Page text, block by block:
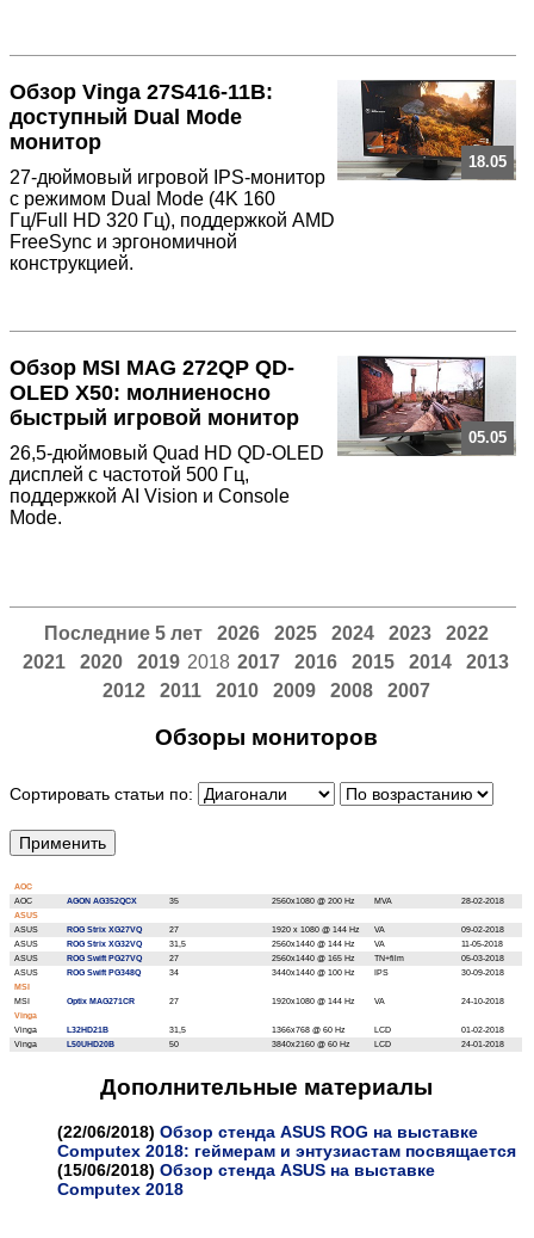
Обзор Vinga 27S416-11B:
доступный Dual Mode
монитор
27-дюймовый игровой IPS-монитор
с режимом Dual Mode (4K 160
Гц/Full HD 320 Гц), поддержкой AMD
FreeSync и эргономичной
конструкцией.
18.05
Обзор MSI MAG 272QP QD-
OLED X50: молниеносно
быстрый игровой монитор
26,5-дюймовый Quad HD QD-OLED
дисплей с частотой 500 Гц,
поддержкой AI Vision и Console
Mode.
05.05
Последние 5 лет 2026 2025 2024 2023
2022
2021
2020 2019 2018 2017 2016 2015 2014
2013
2012
2011 2010 2009 2008 2007
Обзоры мониторов
Сортировать статьи по:
AOC
AOC
AGON AG352QCX 35 2560х1080 @ 200 Hz MVA
28-02-2018
ASUS
ASUS
ROG Strix XG27VQ 27 1920 х 1080 @ 144 Hz VA
09-02-2018
ASUS
ROG Strix XG32VQ 31,5 2560х1440 @ 144 Hz VA
11-05-2018
ASUS
ROG Swift PG27VQ 27 2560х1440 @ 165 Hz TN+film
05-03-2018
ASUS
ROG Swift PG348Q 34 3440х1440 @ 100 Hz IPS
30-09-2018
MSI
MSI
Optix MAG271CR 27 1920х1080 @ 144 Hz VA
24-10-2018
Vinga
Vinga
L32HD21B 31,5 1366х768 @ 60 Hz LCD
01-02-2018
Vinga
L50UHD20B 50 3840х2160 @ 60 Hz LCD 24-01-2018
Дополнительные материалы
(22/06/2018) Обзор стенда ASUS ROG на выставке
Computex 2018: геймерам и энтузиастам посвящается
(15/06/2018) Обзор стенда ASUS на выставке
Computex 2018